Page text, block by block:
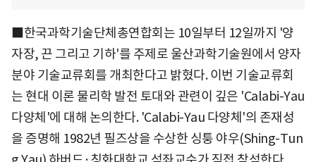
■한국과학기술단체총연합회는 10일부터 12일까지 '양
자장, 끈 그리고 기하'를 주제로 울산과학기술원에서 양자
분야 기술교류회를 개최한다고 밝혔다. 이번 기술교류회
는 현대 이론 물리학 발전 토대와 관련이 깊은 'Calabi-Yau
다양체'에 대해 논의한다. 'Calabi-Yau 다양체'의 존재성
을 증명해 1982년 필즈상을 수상한 싱퉁 야우(Shing-Tun